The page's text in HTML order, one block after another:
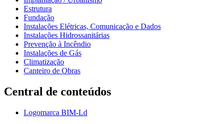
Estrutura
Fundação
Instalações Elétricas, Comunicação e Dados
Instalações Hidrossanitárias
Prevenção à Incêndio
Instalações de Gás
Climatização
Canteiro de Obras
Central de conteúdos
Logomarca BIM-Ld